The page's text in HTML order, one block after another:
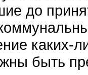
до
каких-
быть